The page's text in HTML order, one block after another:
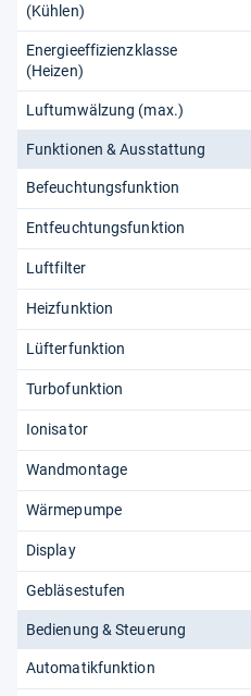
(Kühlen)
Energieeffizienzklasse
(Heizen)
Luftumwälzung (max.)
Funktionen & Ausstattung
Befeuchtungsfunktion
Entfeuchtungsfunktion
Luftfilter
Heizfunktion
Lüfterfunktion
Turbofunktion
Ionisator
Wandmontage
Wärmepumpe
Display
Gebläsestufen
Bedienung & Steuerung
Automatikfunktion